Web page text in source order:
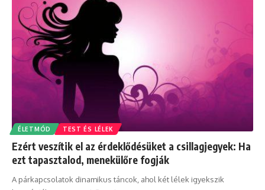
ÉLETMÓD TEST ÉS LÉLEK
Ezért veszítik el az érdeklődésüket a csillagjegyek: Ha
ezt tapasztalod, menekülőre fogják
A párkapcsolatok dinamikus táncok, ahol két lélek igyekszik